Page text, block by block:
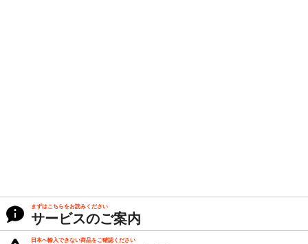
まずはこちらをお読みください
サービスのご案内
日本へ輸入できない商品をご確認ください